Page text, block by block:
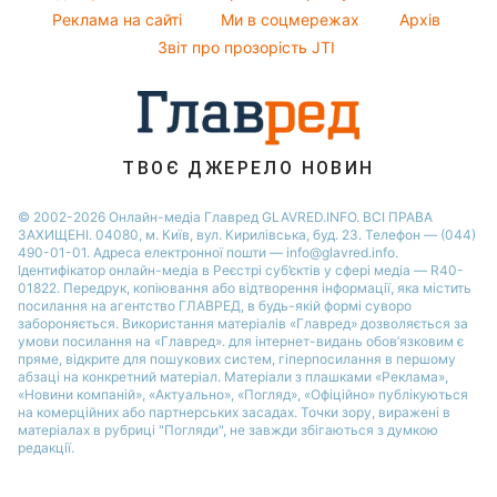
Реклама на сайті
Ми в соцмережах
Архів
Звіт про прозорість JTI
ТВОЄ ДЖЕРЕЛО НОВИН
© 2002-2026 Онлайн-медіа Главред GLAVRED.INFO. ВСІ ПРАВА
ЗАХИЩЕНІ. 04080, м. Київ, вул. Кирилівська, буд. 23. Телефон — (044)
490-01-01. Адреса електронної пошти — info@glavred.info.
Ідентифікатор онлайн-медіа в Реєстрі суб’єктів у сфері медіа — R40-
01822. Передрук, копіювання або відтворення інформації, яка містить
посилання на агентство ГЛАВРЕД, в будь-якій формi суворо
забороняється. Використання матеріалів «Главред» дозволяється за
умови посилання на «Главред». для інтернет-видань обов’язковим є
пряме, відкрите для пошукових систем, гіперпосилання в першому
абзаці на конкретний матеріал. Матеріали з плашками «Реклама»,
«Новини компаній», «Актуально», «Погляд», «Офіційно» публікуються
на комерційних або партнерських засадах. Точки зору, виражені в
матеріалах в рубриці "Погляди", не завжди збігаються з думкою
редакції.